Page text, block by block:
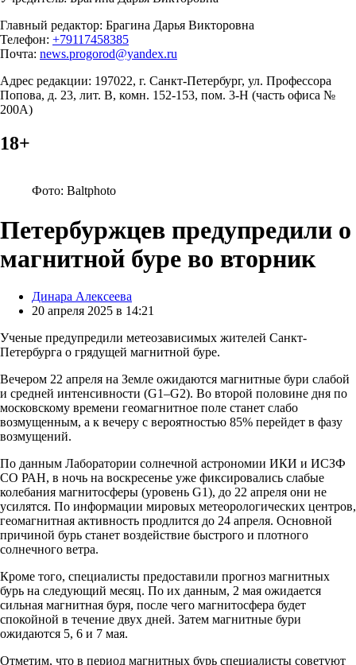
Главный редактор: Брагина Дарья Викторовна
Телефон: +79117458385
Почта: news.progorod@yandex.ru
Адрес редакции: 197022, г. Санкт-Петербург, ул. Профессора
Попова, д. 23, лит. В, комн. 152-153, пом. 3-Н (часть офиса №
200А)
18+
Фото: Baltphoto
Петербуржцев предупредили о
магнитной буре во вторник
Posted
by
Динара Алексеева
20 апреля 2025 в 14:21
Ученые предупредили метеозависимых жителей Санкт-
Петербурга о грядущей магнитной буре.
Вечером 22 апреля на Земле ожидаются магнитные бури слабой
и средней интенсивности (G1–G2). Во второй половине дня по
московскому времени геомагнитное поле станет слабо
возмущенным, а к вечеру с вероятностью 85% перейдет в фазу
возмущений.
По данным Лаборатории солнечной астрономии ИКИ и ИСЗФ
СО РАН, в ночь на воскресенье уже фиксировались слабые
колебания магнитосферы (уровень G1), до 22 апреля они не
усилятся. По информации мировых метеорологических центров,
геомагнитная активность продлится до 24 апреля. Основной
причиной бурь станет воздействие быстрого и плотного
солнечного ветра.
Кроме того, специалисты предоставили прогноз магнитных
бурь на следующий месяц. По их данным, 2 мая ожидается
сильная магнитная буря, после чего магнитосфера будет
спокойной в течение двух дней. Затем магнитные бури
ожидаются 5, 6 и 7 мая.
Отметим, что в период магнитных бурь специалисты советуют